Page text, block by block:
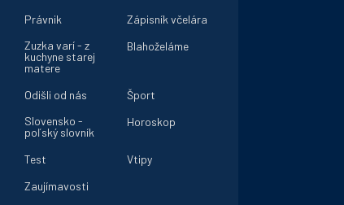
Právnik
Zápisník včelára
Zuzka varí - z
kuchyne starej
matere
Blahoželáme
Odišli od nás
Šport
Slovensko -
poľský slovník
Horoskop
Test
Vtipy
Zaujímavosti